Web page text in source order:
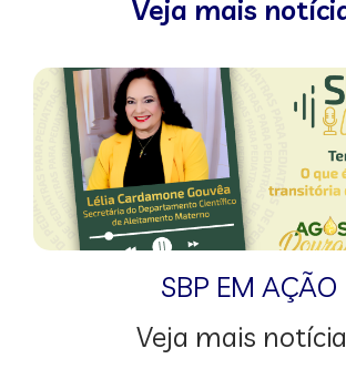
Veja mais
SBP EM AÇÃO
Veja mais